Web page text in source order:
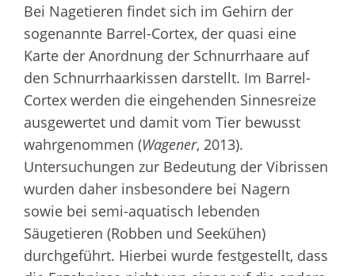
Bei Nagetieren findet sich im Gehirn der
sogenannte Barrel-Cortex, der quasi eine
Karte der Anordnung der Schnurrhaare auf
den Schnurrhaarkissen darstellt. Im Barrel-
Cortex werden die eingehenden Sinnesreize
ausgewertet und damit vom Tier bewusst
wahrgenommen (Wagener, 2013).
Untersuchungen zur Bedeutung der Vibrissen
wurden daher insbesondere bei Nagern
sowie bei semi-aquatisch lebenden
Säugetieren (Robben und Seekühen)
durchgeführt. Hierbei wurde festgestellt, dass